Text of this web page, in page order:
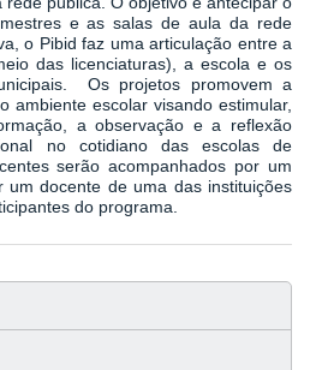
e as salas de aula da rede
o Pibid faz uma articulação entre a
das licenciaturas), a escola e os
Os projetos promovem a
ambiente escolar visando estimular,
a observação e a reflexão
no cotidiano das escolas de
serão acompanhados por um
um docente de uma das instituições
do programa.